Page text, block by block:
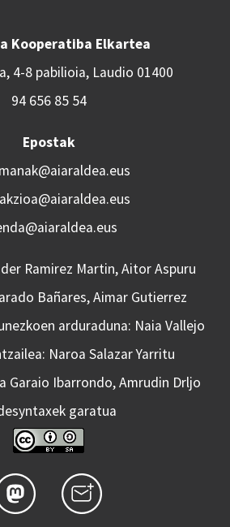
Kooperatiba Elkartea
4-8 pabilioia, Laudio 01400
94 656 85 54
Epostak
Ramirez Martin, Aitor Aspuru
Bañares, Aimar Gutierrez
arduraduna: Naia Vallejo
Naroa Salazar Yarritu
Garaio Ibarrondo, Amrudin Drljo
garatua